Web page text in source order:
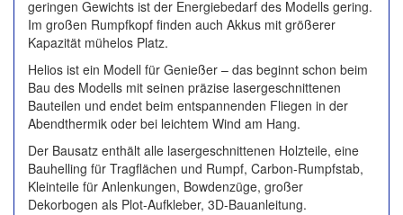
geringen Gewichts ist der Energiebedarf des Modells gering.
Im großen Rumpfkopf finden auch Akkus mit größerer
Kapazität mühelos Platz.
Helios ist ein Modell für Genießer – das beginnt schon beim
Bau des Modells mit seinen präzise lasergeschnittenen
Bauteilen und endet beim entspannenden Fliegen in der
Abendthermik oder bei leichtem Wind am Hang.
Der Bausatz enthält alle lasergeschnittenen Holzteile, eine
Bauhelling für Tragflächen und Rumpf, Carbon-Rumpfstab,
Kleinteile für Anlenkungen, Bowdenzüge, großer
Dekorbogen als Plot-Aufkleber, 3D-Bauanleitung.